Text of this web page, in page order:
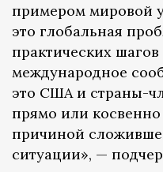
примером мировой
это глобальная
практических шагов
международное
это США и страны-
прямо или
причиной
ситуации», —